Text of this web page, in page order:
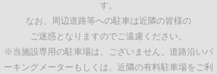
す。
なお、周辺道路等への駐車は近隣の皆様の
ご迷惑となりますのでご遠慮ください。
※当施設専用の駐車場は、ございません。道路沿いパ
ーキングメーターもしくは、近隣の有料駐車場をご利